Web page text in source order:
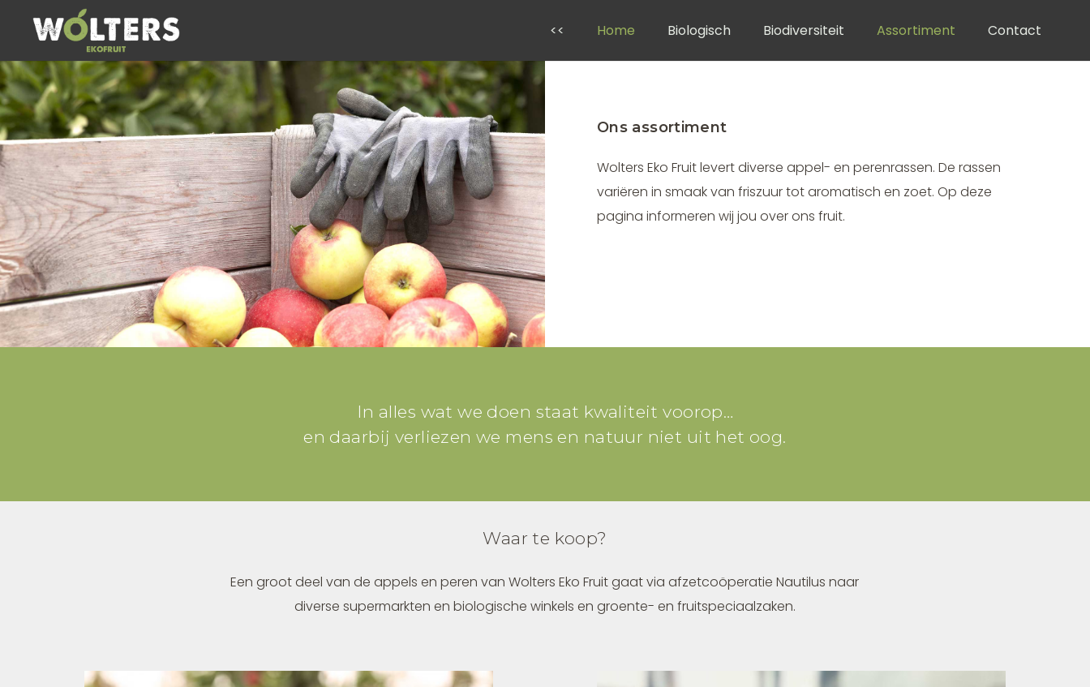
<< Home Biologisch Biodiversiteit Assortiment Contact
Ons assortiment
Wolters Eko Fruit levert diverse appel- en perenrassen. De rassen
variëren in smaak van friszuur tot aromatisch en zoet. Op deze
pagina informeren wij jou over ons fruit.
In alles wat we doen staat kwaliteit voorop…
en daarbij verliezen we mens en natuur niet uit het oog.
Waar te koop?
Een groot deel van de appels en peren van Wolters Eko Fruit gaat via afzetcoöperatie Nautilus naar
diverse supermarkten en biologische winkels en groente- en fruitspeciaalzaken.